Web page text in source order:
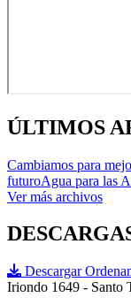
ÚLTIMOS
Cambiamos para
futuroAgua para las
Ver más archivos
Descargar
Iriondo 1649 - Santo